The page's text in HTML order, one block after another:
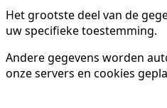
Het grootste deel van de
uw specifieke toestemming.
Andere gegevens worden
onze servers en cookies